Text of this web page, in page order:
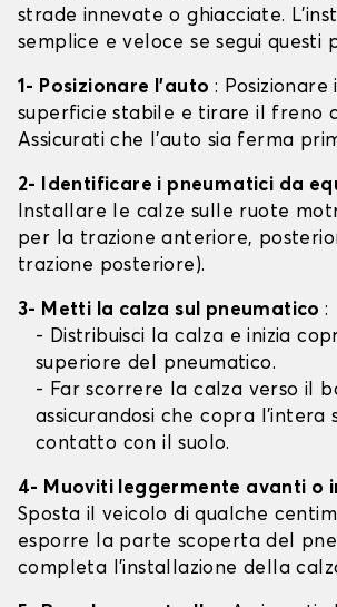
strade innevate o ghiacciate.
semplice e veloce se segui questi
1- Posizionare l'auto : Posizionare
superficie stabile e tirare il freno
Assicurati che l'auto sia ferma
2- Identificare i pneumatici da
Installare le calze sulle ruote
per la trazione anteriore,
trazione posteriore).
3- Metti la calza sul pneumatico:
- Distribuisci la calza e inizia
superiore del pneumatico.
- Far scorrere la calza verso il
assicurandosi che copra l'intera
contatto con il suolo.
4- Muoviti leggermente avanti o
Sposta il veicolo di qualche
esporre la parte scoperta del
completa l'installazione della